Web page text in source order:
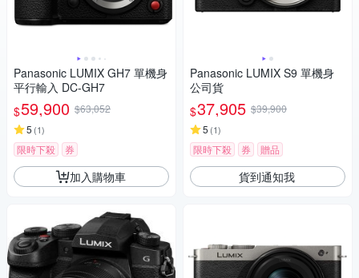
Panasonic LUMIX GH7 單機身
平行輸入 DC-GH7
$59,900 $63,052
5 (1)
限時下殺 券
加入購物車
Panasonic LUMIX S9 單機身
公司貨
$37,905 $39,900
5 (1)
限時下殺 券 贈品
貨到通知我